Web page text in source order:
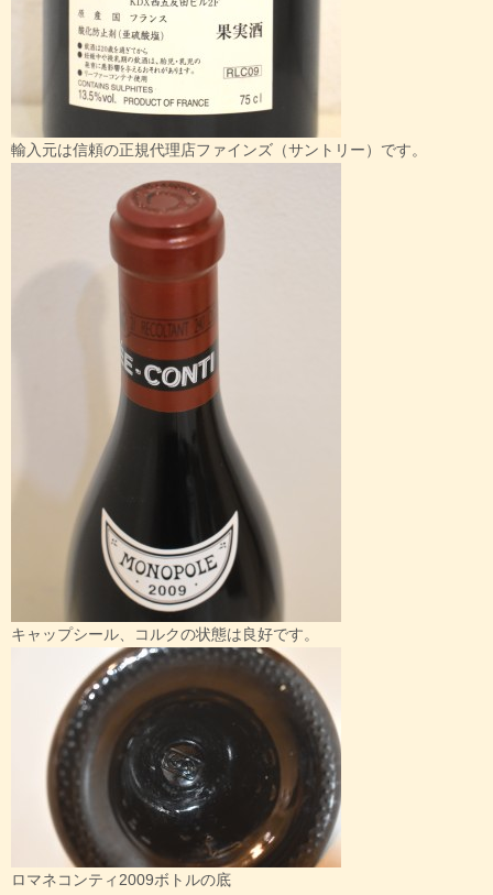
輸入元は信頼の正規代理店ファインズ（サントリー）です。
キャップシール、コルクの状態は良好です。
ロマネコンティ2009ボトルの底